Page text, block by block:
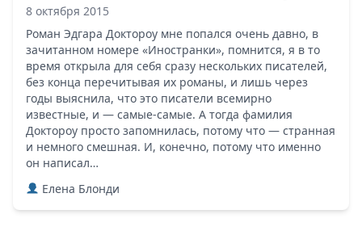
8 октября 2015
Роман Эдгара Доктороу мне попался очень давно, в
зачитанном номере «Иностранки», помнится, я в то
время открыла для себя сразу нескольких писателей,
без конца перечитывая их романы, и лишь через
годы выяснила, что это писатели всемирно
известные, и — самые-самые. А тогда фамилия
Доктороу просто запомнилась, потому что — странная
и немного смешная. И, конечно, потому что именно
он написал…
Елена Блонди